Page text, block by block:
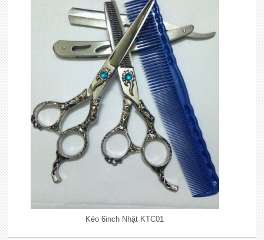
Kéo 6inch Nhật KTC01